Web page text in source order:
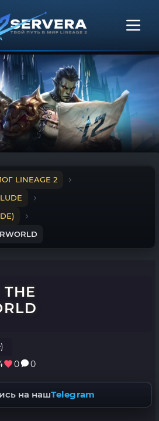
LINEAGE 2
0 0
на нашTelegram